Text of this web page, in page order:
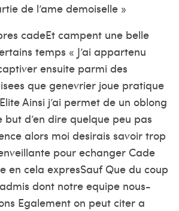
de l’ame demoiselle »
cadeEt campent une belle
temps « J’ai appartenu
ensuite parmi des
que genevrier joue pratique
Ainsi j’ai permet de un oblong
but d’en dire quelque peu pas
alors moi desirais savoir trop
pour echanger Cade
en cela expresSauf Que du coup
dont notre equipe nous-
Egalement on peut citer a